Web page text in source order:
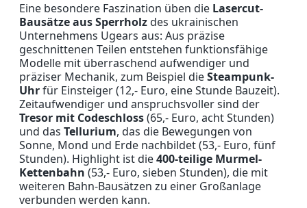
Eine besondere Faszination üben die Lasercut-
Bausätze aus Sperrholzdes ukrainischen
Unternehmens Ugears aus: Aus präzise
geschnittenen Teilen entstehen funktionsfähige
Modelle mit überraschend aufwendiger und
präziser Mechanik, zum Beispiel dieSteampunk-
Uhrfür Einsteiger (12,- Euro, eine Stunde Bauzeit).
Zeitaufwendiger und anspruchsvoller sind der
Tresor mit Codeschloss(65,- Euro, acht Stunden)
und das Tellurium, das die Bewegungen von
Sonne, Mond und Erde nachbildet (53,- Euro, fünf
Stunden). Highlight ist die400-teilige Murmel-
Kettenbahn (53,- Euro, sieben Stunden), die mit
weiteren Bahn-Bausätzen zu einer Großanlage
verbunden werden kann.